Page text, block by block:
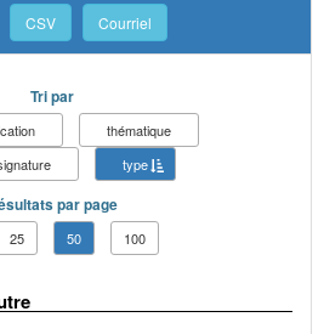
CSV Courriel
Tri par
thématique
type
par page
25 50 100